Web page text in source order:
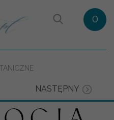
0
NASTĘPNY